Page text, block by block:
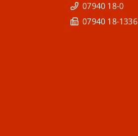
07940 18-0
07940 18-1336